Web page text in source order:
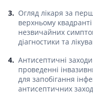
Огляд лікаря за
верхньому
незвичайних
діагностики та
Антисептичні
проведенні
для запобігання
антисептичних